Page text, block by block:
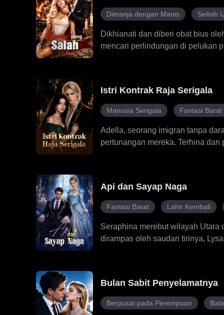
Dimanja dengan Manis Selisih
Dikhianati dan diberi obat bius
mencari perlindungan di pelukan
baru sebagai wanita sang bos
Istri Kontrak Raja Serigala
Manusia Serigala Fantasi Barat
Adella, seorang imigran tanpa
pertunangan mereka. Terhina
dalam kelemahan. Dia tumbuh
kejauhan selama bertahun-tahun.
mempertaruhkan segalanya demi
begitu pula Kawanan Hyde.
Serigala.
Api dan Sayap Naga
Fantasi Barat Lahir Kembali
Seraphina merebut wilayah Utara
dirampas oleh saudari tirinya,
membaca topeng Seraphina,
kembali harta keluarga,
pengobatan medan perang. Saat
Bulan Sabit Penyelamatnya
Berpusat pada Perempuan